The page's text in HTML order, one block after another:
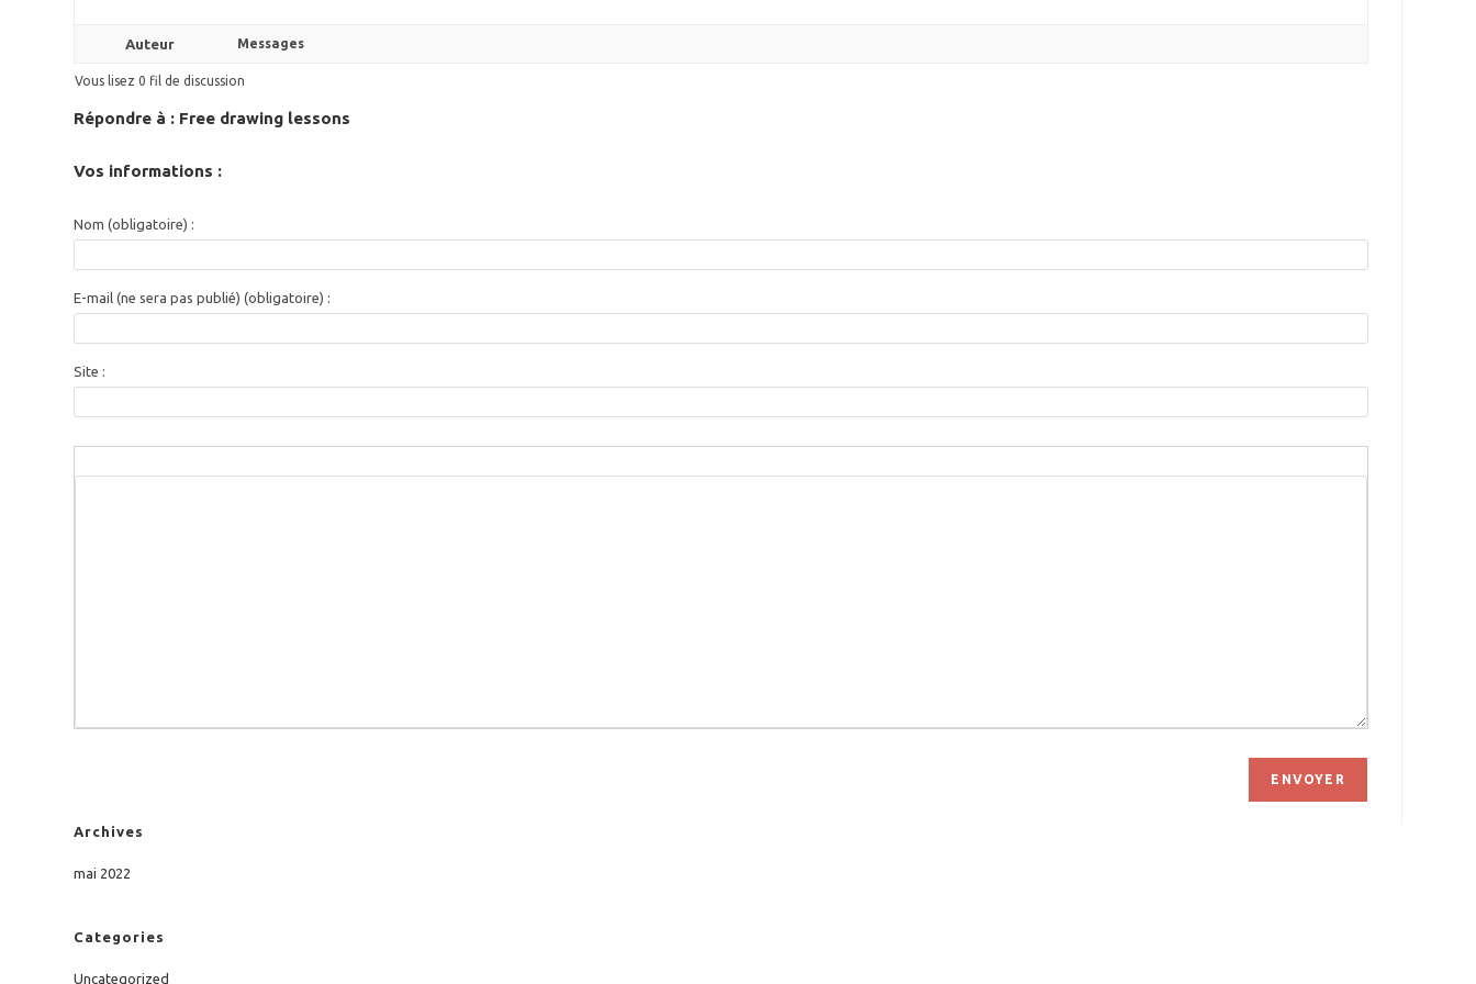
Auteur Messages
Vous lisez 0 fil de discussion
Répondre à : Free drawing lessons
Vos informations :
Nom (obligatoire) :
E-mail (ne sera pas publié) (obligatoire) :
Site :
ENVOYER
Archives
mai 2022
Categories
Uncategorized